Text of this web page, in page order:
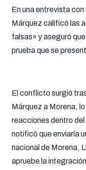
En una entrevista
Márquez calificó las
falsas» y aseguró
prueba que se
El conflicto surgió
Márquez a Morena,
reacciones dentro
notificó que enviaría
nacional de Morena,
apruebe la